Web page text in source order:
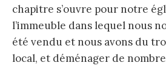
chapitre s’ouvre pour notre
l’immeuble dans lequel nous
été vendu et nous avons du
local, et déménager de